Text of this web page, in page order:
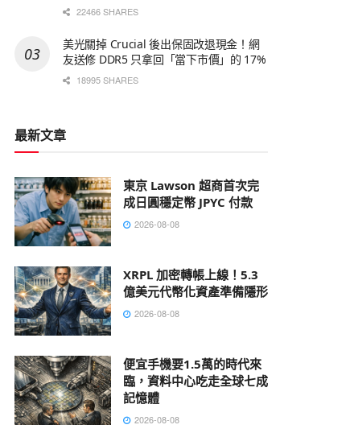
22466 SHARES
美光關掉 Crucial 後出保固改退現金！網
友送修 DDR5 只拿回「當下市價」的 17%
18995 SHARES
最新文章
東京 Lawson 超商首次完
成日圓穩定幣 JPYC 付款
2026-08-08
XRPL 加密轉帳上線！5.3
億美元代幣化資產準備隱形
2026-08-08
便宜手機要1.5萬的時代來
臨，資料中心吃走全球七成
記憶體
2026-08-08